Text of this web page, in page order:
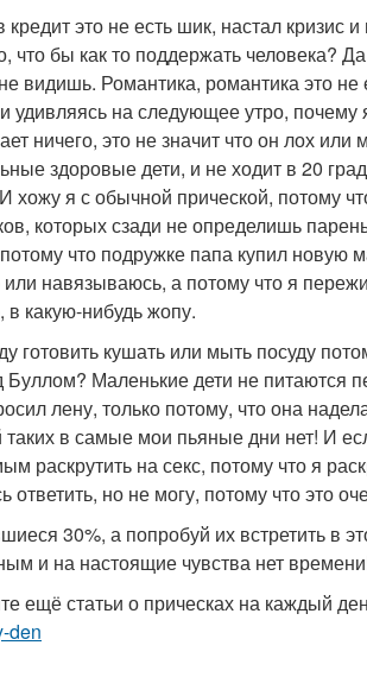
кредит это не есть шик, настал кризис
что бы как то поддержать человека?
видишь. Романтика, романтика это
удивляясь на следующее утро,
ничего, это не значит что он лох
здоровые дети, и не ходит в 20
хожу я с обычной прической, потому
которых сзади не определишь
потому что подружке папа купил
навязываюсь, а потому что я
в какую-нибудь жопу.
готовить кушать или мыть посуду
Буллом? Маленькие дети не питаются
лену, только потому, что она
в самые мои пьяные дни нет! И
раскрутить на секс, потому что я
ответить, но не могу, потому что это
30%, а попробуй их встретить в
и на настоящие чувства нет
ещё статьи о прическах на каждый
den